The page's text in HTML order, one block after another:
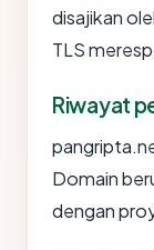
disajikan
TLS
Riwayat
Domain
dengan